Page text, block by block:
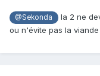
@Sekonda
la 2 ne
ou n'évite pas la